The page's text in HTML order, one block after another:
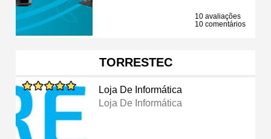
10 avaliações
10 comentários
TORRESTEC
Loja De Informática
Loja De Informática